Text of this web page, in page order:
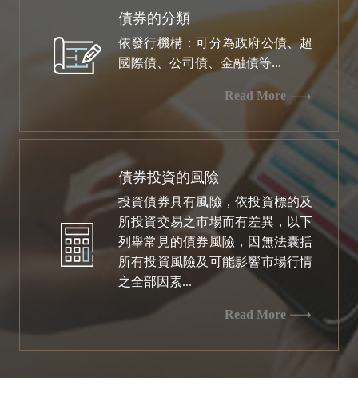
債券的分類
依發行機構：可分為政府公債、超
國際債、公司債、金融債等...
Read More
債券投資的風險
投資債券具有風險，依投資標的及
所投資交易之市場而有差異，以下
列舉常見的債券風險，因無法囊括
所有投資風險及可能影響市場行情
之全部因素...
Read More